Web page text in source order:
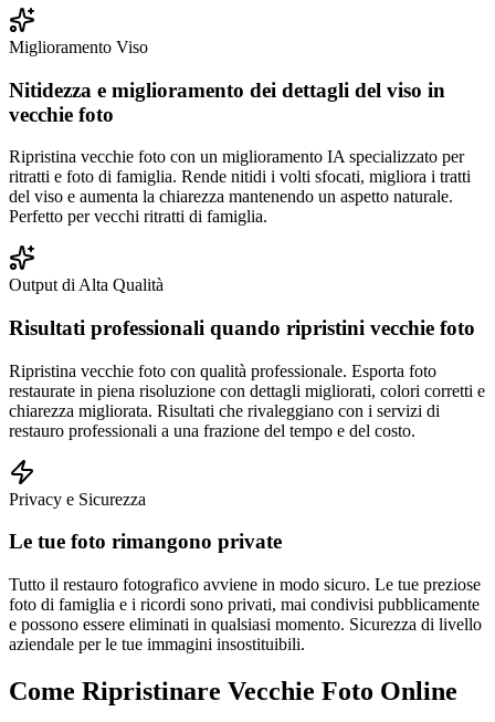
Miglioramento Viso
Nitidezza e miglioramento dei dettagli del viso in
vecchie foto
Ripristina vecchie foto con un miglioramento IA specializzato per
ritratti e foto di famiglia. Rende nitidi i volti sfocati, migliora i tratti
del viso e aumenta la chiarezza mantenendo un aspetto naturale.
Perfetto per vecchi ritratti di famiglia.
Output di Alta Qualità
Risultati professionali quando ripristini vecchie foto
Ripristina vecchie foto con qualità professionale. Esporta foto
restaurate in piena risoluzione con dettagli migliorati, colori corretti e
chiarezza migliorata. Risultati che rivaleggiano con i servizi di
restauro professionali a una frazione del tempo e del costo.
Privacy e Sicurezza
Le tue foto rimangono private
Tutto il restauro fotografico avviene in modo sicuro. Le tue preziose
foto di famiglia e i ricordi sono privati, mai condivisi pubblicamente
e possono essere eliminati in qualsiasi momento. Sicurezza di livello
aziendale per le tue immagini insostituibili.
Come Ripristinare Vecchie Foto Online